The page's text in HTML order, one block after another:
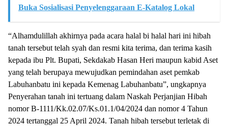
Buka Sosialisasi Penyelenggaraan E-Katalog Lokal
“Alhamdulillah akhirnya pada acara halal bi halal hari ini hibah
tanah tersebut telah syah dan resmi kita terima, dan terima kasih
kepada ibu Plt. Bupati, Sekdakab Hasan Heri maupun kabid Aset
yang telah berupaya mewujudkan pemindahan aset pemkab
Labuhanbatu ini kepada Kemenag Labuhanbatu”, ungkapnya
Penyerahan tanah ini tertuang dalam Naskah Perjanjian Hibah
nomor B-1111/Kk.02.07/Ks.01.1/04/2024 dan nomor 4 Tahun
2024 tertanggal 25 April 2024. Tanah hibah tersebut terletak di